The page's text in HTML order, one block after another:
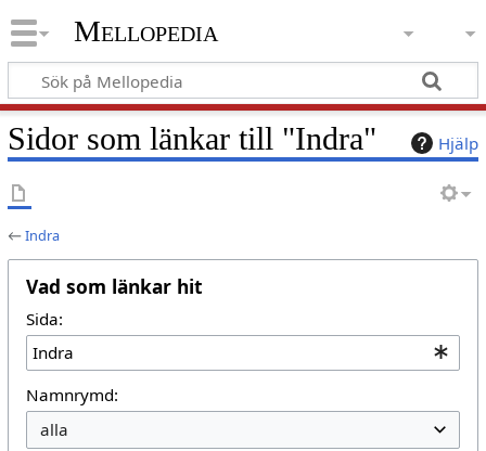
Mellopedia
Hjälp
Sidor som länkar till "Indra"
←Indra
Vad som länkar hit
Sida:
Namnrymd: